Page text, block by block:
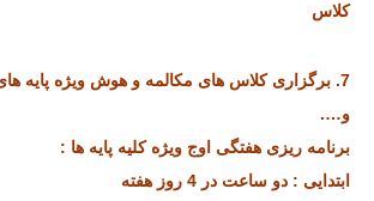
کلاس
7. برگزاری کلاس های مکالمه و هوش ویژه پایه های مختلف
و….
برنامه ریزی هفتگی اوج ویژه کلیه پایه ها :
ابتدایی : دو ساعت در 4 روز هفته